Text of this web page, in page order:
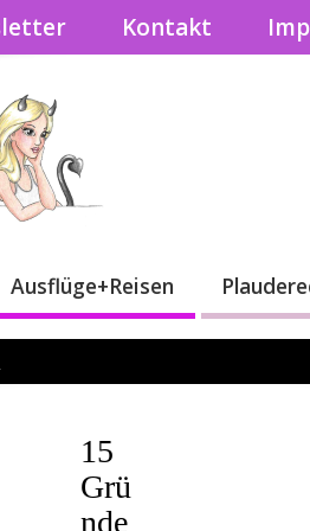
Kontakt
Ausflüge+Reisen
15
Grü
nde